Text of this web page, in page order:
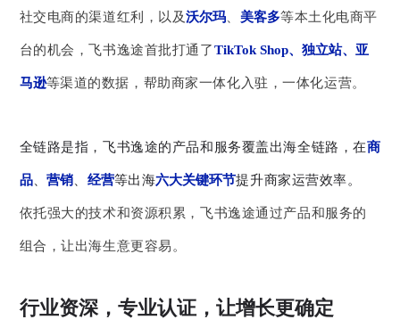
社交电商的渠道红利，以及沃尔玛 、美客多等本土化电商平
台的机会，飞书逸途首批打通了TikTok Shop、独立站、亚
马逊等渠道的数据，帮助商家一体化入驻，一体化运营。
全链路是指，飞书逸途的产品和服务覆盖出海全链路，在商
品、营销 经营等出海六大关键环节提升商家运营效率。
依托强大的技术和资源积累，飞书逸途通过产品和服务的
组合，让出海生意更容易。
行业资深，专业认证，让增长更确定